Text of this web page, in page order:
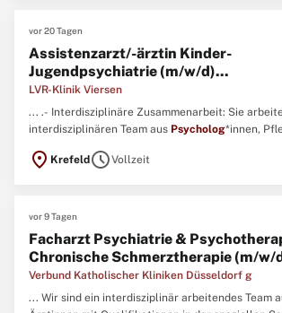
vor 20 Tagen
Assistenzarzt/-ärztin Kinder-
Jugendpsychiatrie (m/w/d)...
LVR-Klinik Viersen
... .- Interdisziplinäre Zusammenarbeit: Sie
interdisziplinären Team aus Psycholog*innen,
Erzieher*innen und Fachtherapeut*innen aus
Ergotherapie, Kreativtherapie, Musiktherapie und
location_on Krefeld scheduleVollzeit
vor 9 Tagen
Facharzt Psychiatrie &
Chronische Schmerztherapie (m/w/
Verbund Katholischer Kliniken Düsseldorf g
... Wir sind ein interdisziplinär arbeitendes Team